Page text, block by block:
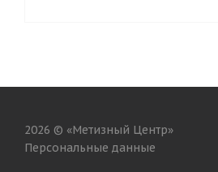
2026 © «Метизный Центр»
Персональные данные